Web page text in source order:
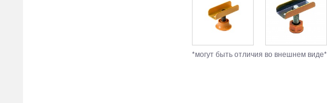
*могут быть отличия во внешнем виде*